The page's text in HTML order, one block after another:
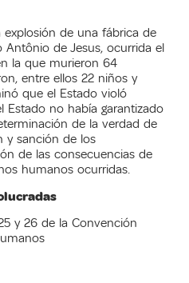
de una fábrica de
Antônio de Jesus, ocurrida el
la que murieron 64
entre ellos 22 niños y
que el Estado violó
Estado no había garantizado
de la verdad de
y sanción de los
de las consecuencias de
humanos ocurridas.
y 26 de la Convención